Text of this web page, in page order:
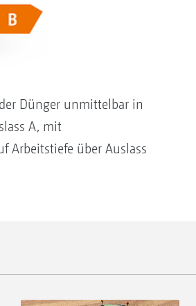
Dünger unmittelbar in
A, mit
Arbeitstiefe über Auslass